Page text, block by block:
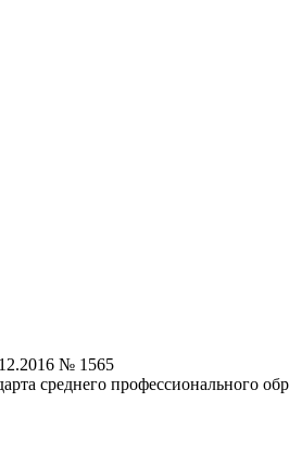
№ 1565
среднего профессионального